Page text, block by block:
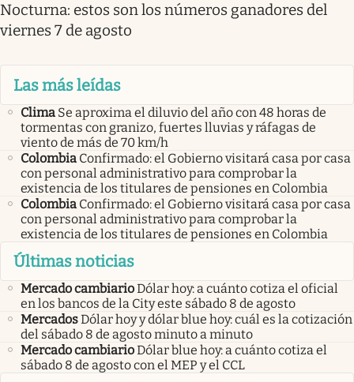
Nocturna: estos son los números ganadores del
viernes 7 de agosto
Las más leídas
Clima Se aproxima el diluvio del año con 48 horas de
tormentas con granizo, fuertes lluvias y ráfagas de
viento de más de 70 km/h
Colombia Confirmado: el Gobierno visitará casa por casa
con personal administrativo para comprobar la
existencia de los titulares de pensiones en Colombia
Colombia Confirmado: el Gobierno visitará casa por casa
con personal administrativo para comprobar la
existencia de los titulares de pensiones en Colombia
Últimas noticias
Mercado cambiarioDólar hoy: a cuánto cotiza el oficial
en los bancos de la City este sábado 8 de agosto
MercadosDólar hoy y dólar blue hoy: cuál es la cotización
del sábado 8 de agosto minuto a minuto
Mercado cambiarioDólar blue hoy: a cuánto cotiza el
sábado 8 de agosto con el MEP y el CCL